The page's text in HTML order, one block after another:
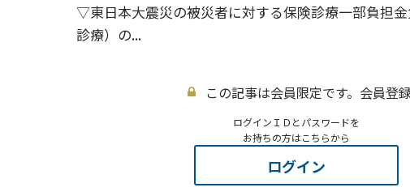
▽東日本大震災の被災者に対する保険診療一部負担
診療）の...
この記事は会員限定です。会員登
ログインＩＤとパスワードを
お持ちの方はこちらから
ログイン